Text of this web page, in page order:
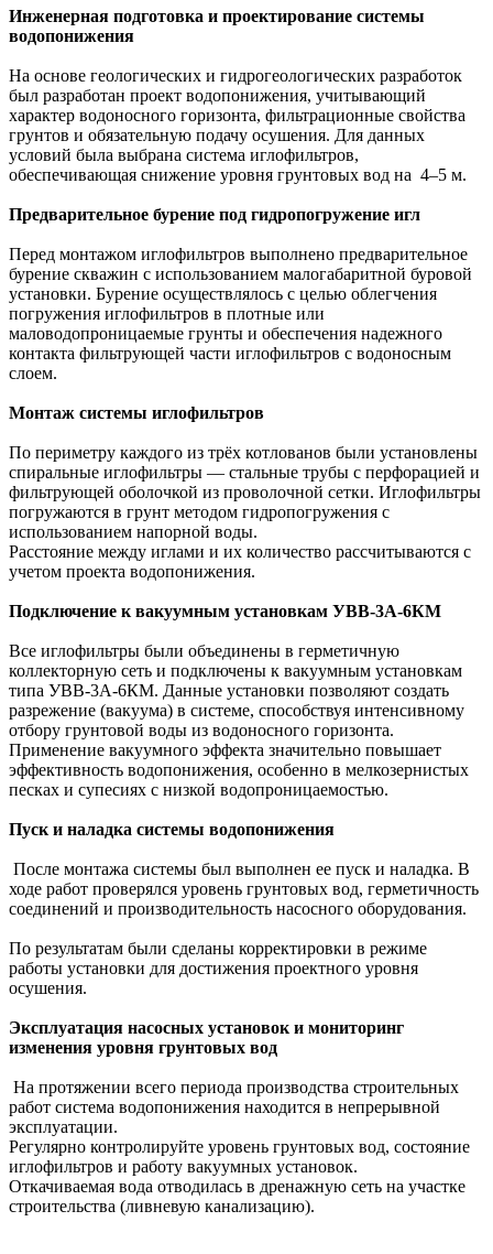
Инженерная подготовка и проектирование системы
водопонижения
На основе геологических и гидрогеологических разработок
был разработан проект водопонижения, учитывающий
характер водоносного горизонта, фильтрационные свойства
грунтов и обязательную подачу осушения. Для данных
условий была выбрана система иглофильтров,
обеспечивающая снижение уровня грунтовых вод на 4–5 м.
Предварительное бурение под гидропогружение игл
Перед монтажом иглофильтров выполнено предварительное
бурение скважин с использованием малогабаритной буровой
установки. Бурение осуществлялось с целью облегчения
погружения иглофильтров в плотные или
маловодопроницаемые грунты и обеспечения надежного
контакта фильтрующей части иглофильтров с водоносным
слоем.
Монтаж системы иглофильтров
По периметру каждого из трёх котлованов были установлены
спиральные иглофильтры — стальные трубы с перфорацией и
фильтрующей оболочкой из проволочной сетки. Иглофильтры
погружаются в грунт методом гидропогружения с
использованием напорной воды.
Расстояние между иглами и их количество рассчитываются с
учетом проекта водопонижения.
Подключение к вакуумным установкам УВВ-3А-6КМ
Все иглофильтры были объединены в герметичную
коллекторную сеть и подключены к вакуумным установкам
типа УВВ-3А-6КМ. Данные установки позволяют создать
разрежение (вакуума) в системе, способствуя интенсивному
отбору грунтовой воды из водоносного горизонта.
Применение вакуумного эффекта значительно повышает
эффективность водопонижения, особенно в мелкозернистых
песках и супесиях с низкой водопроницаемостью.
Пуск и наладка системы водопонижения
После монтажа системы был выполнен ее пуск и наладка. В
ходе работ проверялся уровень грунтовых вод, герметичность
соединений и производительность насосного оборудования.
По результатам были сделаны корректировки в режиме
работы установки для достижения проектного уровня
осушения.
Эксплуатация насосных установок и мониторинг
изменения уровня грунтовых вод
На протяжении всего периода производства строительных
работ система водопонижения находится в непрерывной
эксплуатации.
Регулярно контролируйте уровень грунтовых вод, состояние
иглофильтров и работу вакуумных установок.
Откачиваемая вода отводилась в дренажную сеть на участке
строительства (ливневую канализацию).